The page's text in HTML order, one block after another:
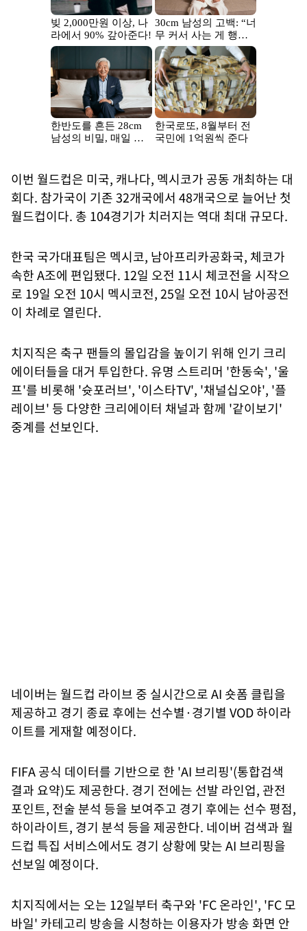
이번 월드컵은 미국, 캐나다, 멕시코가 공동 개최하는 대
회다. 참가국이 기존 32개국에서 48개국으로 늘어난 첫
월드컵이다. 총 104경기가 치러지는 역대 최대 규모다.
한국 국가대표팀은 멕시코, 남아프리카공화국, 체코가
속한 A조에 편입됐다. 12일 오전 11시 체코전을 시작으
로 19일 오전 10시 멕시코전, 25일 오전 10시 남아공전
이 차례로 열린다.
치지직은 축구 팬들의 몰입감을 높이기 위해 인기 크리
에이터들을 대거 투입한다. 유명 스트리머 '한동숙', '울
프'를 비롯해 '슛포러브', '이스타TV', '채널십오야', '플
레이브' 등 다양한 크리에이터 채널과 함께 '같이보기'
중계를 선보인다.
네이버는 월드컵 라이브 중 실시간으로 AI 숏폼 클립을
제공하고 경기 종료 후에는 선수별·경기별 VOD 하이라
이트를 게재할 예정이다.
FIFA 공식 데이터를 기반으로 한 'AI 브리핑'(통합검색
결과 요약)도 제공한다. 경기 전에는 선발 라인업, 관전
포인트, 전술 분석 등을 보여주고 경기 후에는 선수 평점,
하이라이트, 경기 분석 등을 제공한다. 네이버 검색과 월
드컵 특집 서비스에서도 경기 상황에 맞는 AI 브리핑을
선보일 예정이다.
치지직에서는 오는 12일부터 축구와 'FC 온라인', 'FC 모
바일' 카테고리 방송을 시청하는 이용자가 방송 화면 안